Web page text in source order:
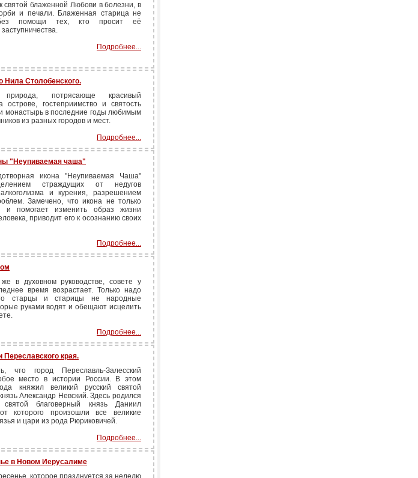
святой блаженной Любови в болезни, в
и печали. Блаженная старица не
без помощи тех, кто просит её
Подробнее...
Нила Столобенского.
природа, потрясающе красивый
острове, гостеприимство и святость
монастырь в последние годы любимым
из разных городов и мест.
Подробнее...
"Неупиваемая чаша"
икона "Неупиваемая Чаша"
страждущих от недугов
и курения, разрешением
Замечено, что икона не только
и помогает изменить образ жизни
приводит его к осознанию своих
Подробнее...
же в духовном руководстве, совете у
время возрастает. Только надо
старцы и старицы не народные
руками водят и обещают исцелить
Подробнее...
Переславского края.
что город Переславль-Залесский
место в истории России. В этом
княжил великий русский святой
Александр Невский. Здесь родился
благоверный князь Даниил
которого произошли все великие
и цари из рода Рюриковичей.
Подробнее...
в Новом Иерусалиме
которое празднуется за неделю